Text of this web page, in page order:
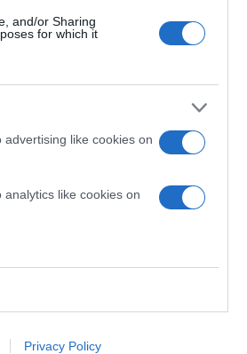
and/or Sharing
for which it
like cookies on
like cookies on
Privacy Policy
εκδήλωση της Sony για το
οποίο θα κυκλοφορήσει από
χώρα σε ένα εναλλακτικό
χρησιμοποιώντας τις